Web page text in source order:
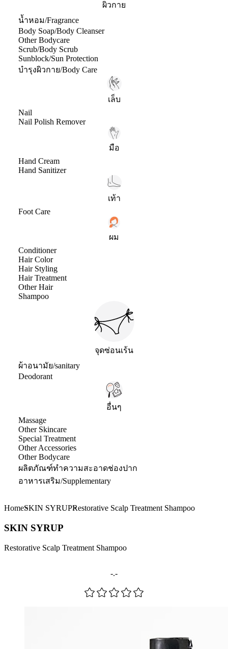
ผิวกาย
น้ำหอม/Fragrance
Body Soap/Body Cleanser
Other Bodycare
Scrub/Body Scrub
Sunblock/Sun Protection
บำรุงผิวกาย/Body Care
เล็บ
Nail
Nail Polish Remover
มือ
Hand Cream
Hand Sanitizer
เท้า
Foot Care
ผม
Conditioner
Hair Color
Hair Styling
Hair Treatment
Other Hair
Shampoo
จุดซ่อนเร้น
ผ้าอนามัย/sanitary
Deodorant
อื่นๆ
Massage
Other Skincare
Special Treatment
Other Accessories
Other Bodycare
ผลิตภัณฑ์ทำความสะอาดช่องปาก
อาหารเสริม/Supplementary
HomeSKIN SYRUPRestorative Scalp Treatment Shampoo
SKIN SYRUP
Restorative Scalp Treatment Shampoo
-.-